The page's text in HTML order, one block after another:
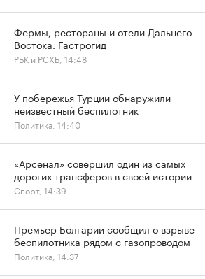
Фермы, рестораны и отели Дальнего
Востока. Гастрогид
РБК и РСХБ, 14:48
У побережья Турции обнаружили
неизвестный беспилотник
Политика, 14:40
«Арсенал» совершил один из самых
дорогих трансферов в своей истории
Спорт, 14:39
Премьер Болгарии сообщил о взрыве
беспилотника рядом с газопроводом
Политика, 14:37